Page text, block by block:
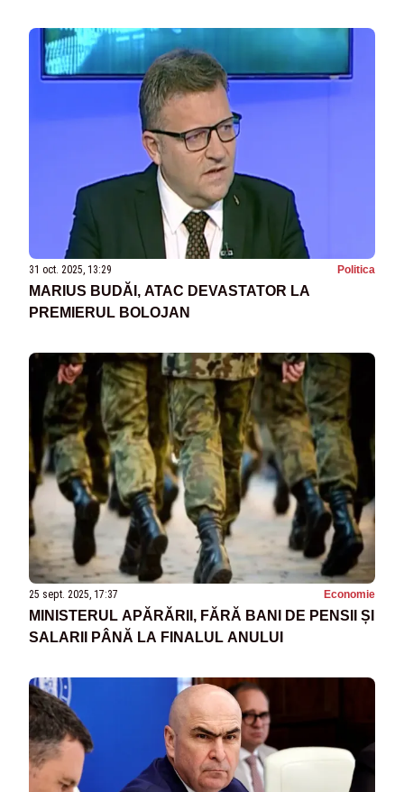
31 oct. 2025, 13:29 Politica
MARIUS BUDĂI, ATAC DEVASTATOR LA
PREMIERUL BOLOJAN
25 sept. 2025, 17:37 Economie
MINISTERUL APĂRĂRII, FĂRĂ BANI DE PENSII ȘI
SALARII PÂNĂ LA FINALUL ANULUI